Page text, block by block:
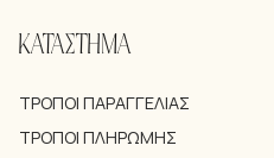
ΚΑΤΑΣΤΗΜΑ
ΤΡΌΠΟΙ ΠΑΡΑΓΓΕΛΊΑΣ
ΤΡΌΠΟΙ ΠΛΗΡΩΜΉΣ